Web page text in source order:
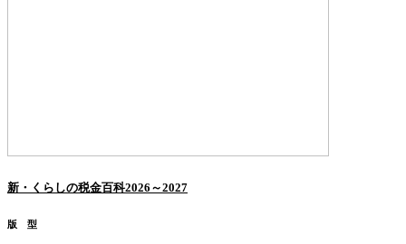
新・くらしの税金百科2026～2027
版 型